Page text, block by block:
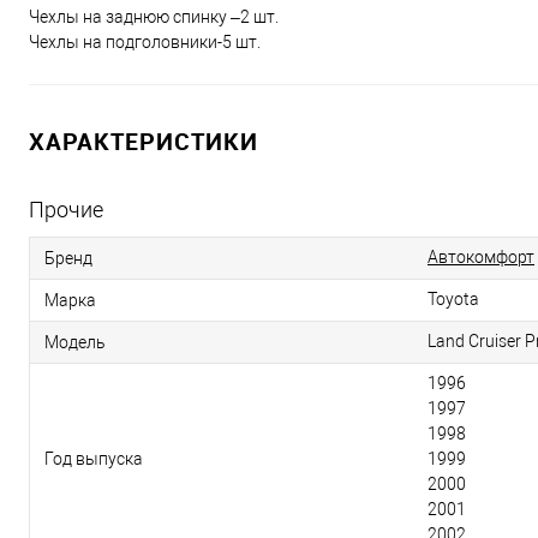
Чехлы на заднюю спинку –2 шт.
Чехлы на подголовники-5 шт.
ХАРАКТЕРИСТИКИ
Прочие
Бренд Автокомфорт
Марка Toyota
Модель Land Cruiser
Год выпуска
1996
1997
1998
1999
2000
2001